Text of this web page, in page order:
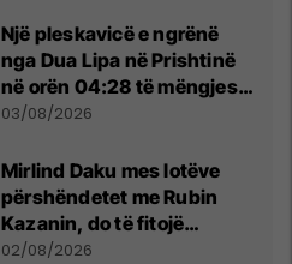
Një pleskavicë e ngrënë
nga Dua Lipa në Prishtinë
në orën 04:28 të mëngjesit
- dhe bota digjitale serbe
03/08/2026
Mirlind Daku mes lotëve
përshëndetet me Rubin
Kazanin, do të fitojë
miliona te Spartak Moska
02/08/2026